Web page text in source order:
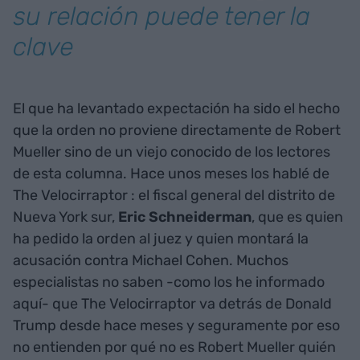
su relación puede tener la
clave
El que ha levantado expectación ha sido el hecho
que la orden no proviene directamente de Robert
Mueller sino de un viejo conocido de los lectores
de esta columna. Hace unos meses los hablé de
The Velocirraptor : el fiscal general del distrito de
Nueva York sur, Eric Schneiderman, que es quien
ha pedido la orden al juez y quien montará la
acusación contra Michael Cohen. Muchos
especialistas no saben -como los he informado
aquí- que The Velocirraptor va detrás de Donald
Trump desde hace meses y seguramente por eso
no entienden por qué no es Robert Mueller quién